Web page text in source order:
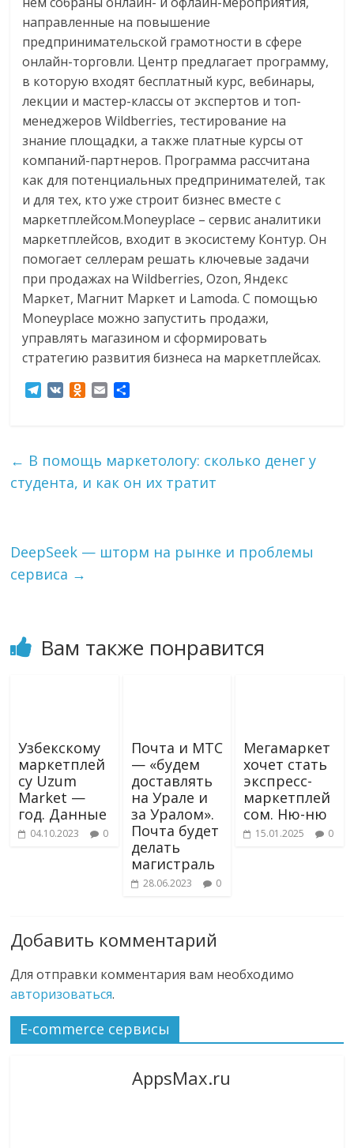
направленные на повышение
предпринимательской грамотности в сфере
онлайн-торговли. Центр предлагает программу,
в которую входят бесплатный курс, вебинары,
лекции и мастер-классы от экспертов и топ-
менеджеров Wildberries, тестирование на
знание площадки, а также платные курсы от
компаний-партнеров. Программа рассчитана
как для потенциальных предпринимателей, так
и для тех, кто уже строит бизнес вместе с
маркетплейсом.Moneyplace – сервис аналитики
маркетплейсов, входит в экосистему Контур. Он
помогает селлерам решать ключевые задачи
при продажах на Wildberries, Ozon, Яндекс
Маркет, Магнит Маркет и Lamoda. С помощью
Moneyplace можно запустить продажи,
управлять магазином и сформировать
стратегию развития бизнеса на маркетплейсах.
T
r
a
O
l
a
в
и
← В помощь маркетологу: сколько денег у
студента, и как он их тратит
DeepSeek — шторм на рынке и проблемы
сервиса →
Вам также понравится
Узбекскому
маркетплей
су Uzum
Market —
год. Данные
04.10.2023 0
Почта и МТС
— «будем
доставлять
на Урале и
за Уралом».
Почта будет
делать
магистраль
28.06.2023 0
Мегамаркет
хочет стать
экспресс-
маркетплей
сом. Ню-ню
15.01.2025 0
Добавить комментарий
Для отправки комментария вам необходимо
авторизоваться.
E-commerce сервисы
AppsMax.ru